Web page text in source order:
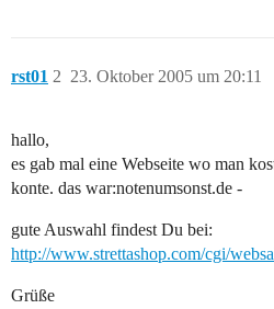
rst01 23. Oktober 2005 um 20:11
2
hallo,
es gab mal eine Webseite wo man
konte. das war:notenumsonst.de -
gute Auswahl findest Du bei:
http://www.strettashop.com/cgi/
Grüße